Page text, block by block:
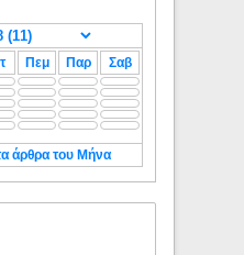
Πεμ Παρ Σαβ
άρθρα του Μήνα